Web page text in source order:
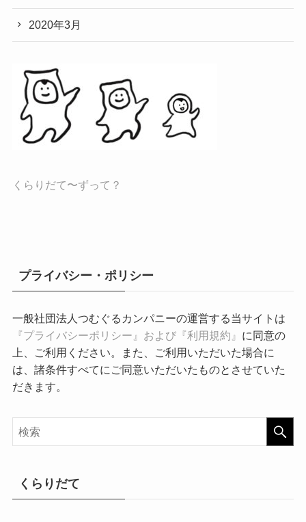
2020年3月
くらりだて〜ずって？
プライバシー・ポリシー
一般社団法人つむぐるカンパニーの運営する当サイトは
『プライバシーポリシー』および『利用規約』 に同意の
上、ご利用ください。また、ご利用いただいた場合に
は、諸条件すべてにご同意いただいたものとさせていた
だきます。
くらりだて